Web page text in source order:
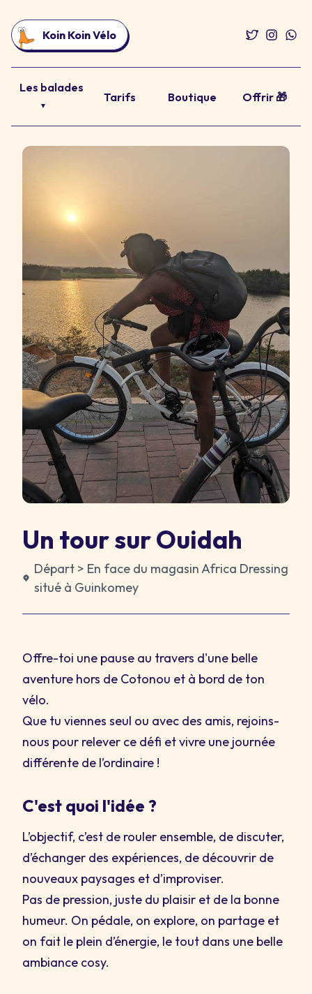
Koin Koin Vélo
Les balades
▼
Tarifs Boutique Offrir 🎁
Un tour sur Ouidah
Départ > En face du magasin Africa Dressing
situé à Guinkomey
Offre-toi une pause au travers d'une belle
aventure hors de Cotonou et à bord de ton
vélo.
Que tu viennes seul ou avec des amis, rejoins-
nous pour relever ce défi et vivre une journée
différente de l’ordinaire !
C'est quoi l'idée ?
L’objectif, c’est de rouler ensemble, de discuter,
d’échanger des expériences, de découvrir de
nouveaux paysages et d’improviser.
Pas de pression, juste du plaisir et de la bonne
humeur. On pédale, on explore, on partage et
on fait le plein d’énergie, le tout dans une belle
ambiance cosy.